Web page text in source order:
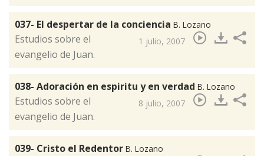
037- El despertar de la conciencia B. Lozano
1 julio, 2007
​Estudios sobre el
evangelio de Juan.
038- Adoración en espiritu y en verdad B. Lozano
8 julio, 2007
​Estudios sobre el
evangelio de Juan.
039- Cristo el Redentor B. Lozano